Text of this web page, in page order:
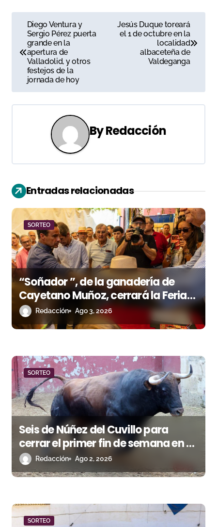
g
i
ó
n
d
e
e
n
t
r
d
a
s
Diego Ventura y
Sergio Pérez puerta
grande en la
apertura de
Valladolid, y otros
festejos de la
jornada de hoy
Jesús Duque toreará
el 1 de octubre en la
localidad
albaceteña de
Valdeganga
ByRedacción
Entradas relacionadas
SORTEO
“Soñador ”, de la ganadería de
Cayetano Muñoz, cerrará la Feria
de las Colombinas 2026
Redacción Ago 3, 2026
SORTEO
Seis de Núñez del Cuvillo para
cerrar el primer fin de semana en El
Puerto de Santa María
Redacción Ago 2, 2026
SORTEO